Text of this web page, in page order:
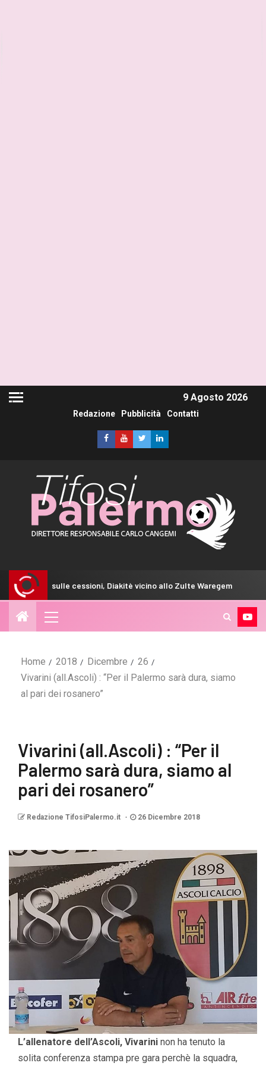
9 Agosto 2026
Redazione Pubblicità Contatti
cessioni, Diakitè vicino allo Zulte Waregem GdS – I
Home 2018 Dicembre
26
Vivarini (all.Ascoli) : “Per il Palermo sarà dura, siamo
al pari dei rosanero”
Vivarini (all.Ascoli) : “Per il
Palermo sarà dura, siamo al
pari dei rosanero”
Redazione TifosiPalermo.it 26 Dicembre 2018
L’allenatore dell’Ascoli, Vivarini non ha tenuto la
solita conferenza stampa pre gara perchè la squadra,